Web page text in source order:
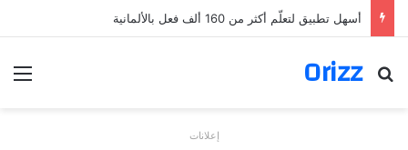
أسهل تطبيق لتعلّم أكثر من 160 ألف فعل بالألمانية
Orizz
بحث عن
إعلانات